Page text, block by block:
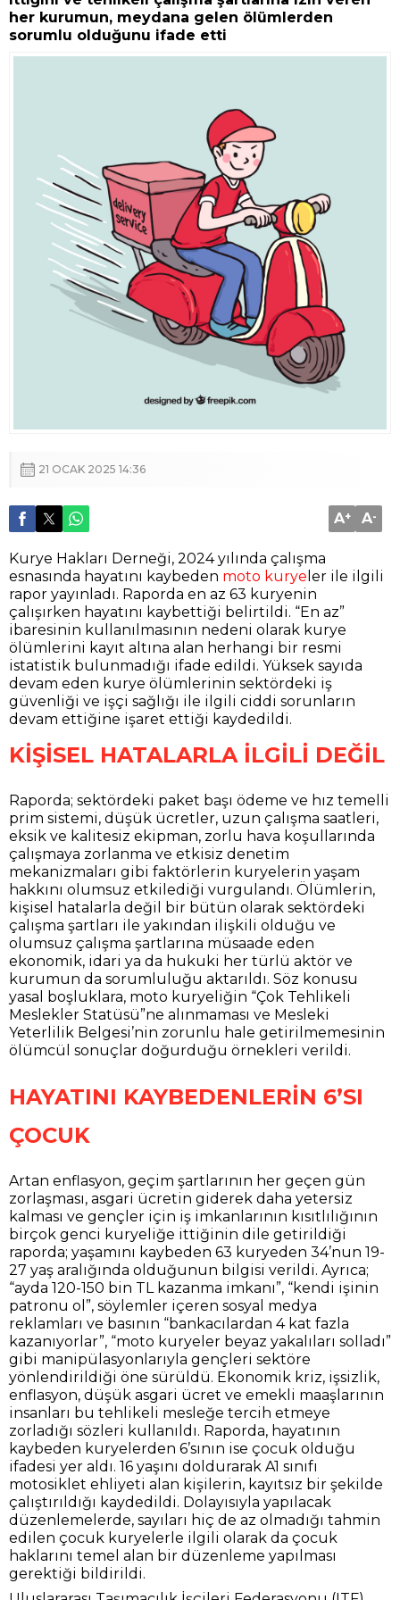
her kurumun, meydana gelen ölümlerden
sorumlu olduğunu ifade etti
21 OCAK 2025 14:36
A+ A-
Kurye Hakları Derneği, 2024 yılında çalışma
esnasında hayatını kaybeden moto kurye ler ile ilgili
rapor yayınladı. Raporda en az 63 kuryenin
çalışırken hayatını kaybettiği belirtildi. “En az”
ibaresinin kullanılmasının nedeni olarak kurye
ölümlerini kayıt altına alan herhangi bir resmi
istatistik bulunmadığı ifade edildi. Yüksek sayıda
devam eden kurye ölümlerinin sektördeki iş
güvenliği ve işçi sağlığı ile ilgili ciddi sorunların
devam ettiğine işaret ettiği kaydedildi.
KİŞİSEL HATALARLA İLGİLİ DEĞİL
Raporda; sektördeki paket başı ödeme ve hız temelli
prim sistemi, düşük ücretler, uzun çalışma saatleri,
eksik ve kalitesiz ekipman, zorlu hava koşullarında
çalışmaya zorlanma ve etkisiz denetim
mekanizmaları gibi faktörlerin kuryelerin yaşam
hakkını olumsuz etkilediği vurgulandı. Ölümlerin,
kişisel hatalarla değil bir bütün olarak sektördeki
çalışma şartları ile yakından ilişkili olduğu ve
olumsuz çalışma şartlarına müsaade eden
ekonomik, idari ya da hukuki her türlü aktör ve
kurumun da sorumluluğu aktarıldı. Söz konusu
yasal boşluklara, moto kuryeliğin “Çok Tehlikeli
Meslekler Statüsü”ne alınmaması ve Mesleki
Yeterlilik Belgesi’nin zorunlu hale getirilmemesinin
ölümcül sonuçlar doğurduğu örnekleri verildi.
HAYATINI KAYBEDENLERİN 6’SI
ÇOCUK
Artan enflasyon, geçim şartlarının her geçen gün
zorlaşması, asgari ücretin giderek daha yetersiz
kalması ve gençler için iş imkanlarının kısıtlılığının
birçok genci kuryeliğe ittiğinin dile getirildiği
raporda; yaşamını kaybeden 63 kuryeden 34’nun 19-
27 yaş aralığında olduğunun bilgisi verildi. Ayrıca;
“ayda 120-150 bin TL kazanma imkanı”, “kendi işinin
patronu ol”, söylemler içeren sosyal medya
reklamları ve basının “bankacılardan 4 kat fazla
kazanıyorlar”, “moto kuryeler beyaz yakalıları solladı”
gibi manipülasyonlarıyla gençleri sektöre
yönlendirildiği öne sürüldü. Ekonomik kriz, işsizlik,
enflasyon, düşük asgari ücret ve emekli maaşlarının
insanları bu tehlikeli mesleğe tercih etmeye
zorladığı sözleri kullanıldı. Raporda, hayatının
kaybeden kuryelerden 6’sının ise çocuk olduğu
ifadesi yer aldı. 16 yaşını doldurarak A1 sınıfı
motosiklet ehliyeti alan kişilerin, kayıtsız bir şekilde
çalıştırıldığı kaydedildi. Dolayısıyla yapılacak
düzenlemelerde, sayıları hiç de az olmadığı tahmin
edilen çocuk kuryelerle ilgili olarak da çocuk
haklarını temel alan bir düzenleme yapılması
gerektiği bildirildi.